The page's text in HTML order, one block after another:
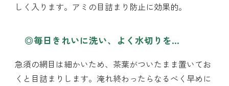
しく入ります。アミの目詰まり防止に効果的。
◎毎日きれいに洗い、よく水切りを…
急須の網目は細かいため、茶葉がついたまま置いてお
くと目詰まりします。淹れ終わったらなるべく早めに